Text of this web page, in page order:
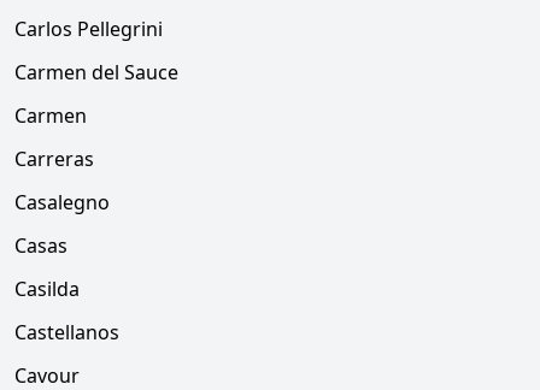
Carlos Pellegrini
Carmen del Sauce
Carmen
Carreras
Casalegno
Casas
Casilda
Castellanos
Cavour